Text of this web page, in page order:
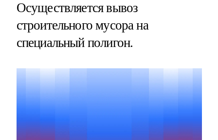
Осуществляется вывоз
строительного мусора на
специальный полигон.